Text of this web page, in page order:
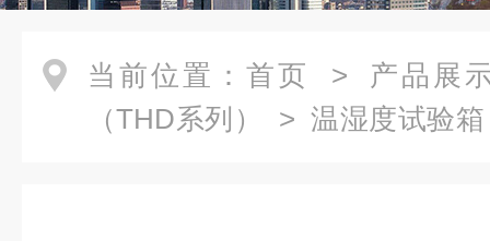
当前位置： 首页 > 产品展
（THD系列）
> 温湿度试验箱